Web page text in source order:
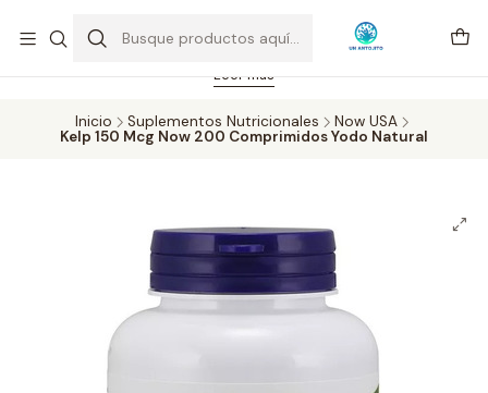
Feriado 21-05-2026 atención hasta las 14 hrs. Envío GRATIS mismo
día solo área Metropolitana Santiago por compras desde CLP 39.900.
Pedidos hasta 16 hrs., sábados y domingos hasta 14 hrs.
Leer más
Inicio Suplementos Nutricionales
Now USA
Kelp 150 Mcg Now 200 Comprimidos Yodo Natural